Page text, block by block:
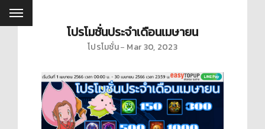
โปรโมชั่นประจำเดือนเมษายน
โปรโมชั่น Mar 30, 2023